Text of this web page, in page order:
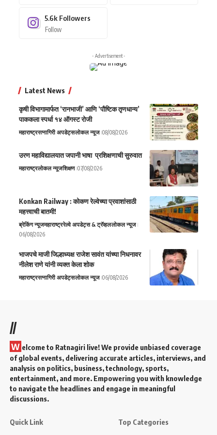
5.6k Followers
Follow
- Advertisement -
Latest News
कृषी विभागामार्फत ‘रानभाजी’ आणि ‘पौष्टिक तृणधान्य’
पाककला स्पर्धा १४ ऑगस्ट रोजी
महाराष्ट्ररत्नागिरी अपडेट्सलोकल न्यूज 08/08/2026
उरण महाविद्यालयात जपानी भाषा प्रशिक्षणाची सुरुवात
महाराष्ट्रलोकल न्यूजशिक्षण 07/08/2026
Konkan Railway : कोकण रेल्वेच्या प्रवाशांसाठी
महत्त्वाची बातमी!
ब्रेकिंग न्यूजमहाराष्ट्ररेल्वे अपडेट्स & ट्रॅव्हललोकल न्यूज
06/08/2026
भाजपचे माजी जिल्हाध्यक्ष राजेश सावंत यांच्या निधनावर
नीलेश राणे यांनी व्यक्त केला शोक
महाराष्ट्ररत्नागिरी अपडेट्सलोकल न्यूज 06/08/2026
//
W elcome to Ratnagiri live! We provide unbiased coverage
of global events, delivering accurate articles, interviews, and
analysis on politics, business, technology, sports,
entertainment, and more. Empowering you with knowledge
to navigate the headlines and engage in meaningful
discussions.
Quick Link Top Categories